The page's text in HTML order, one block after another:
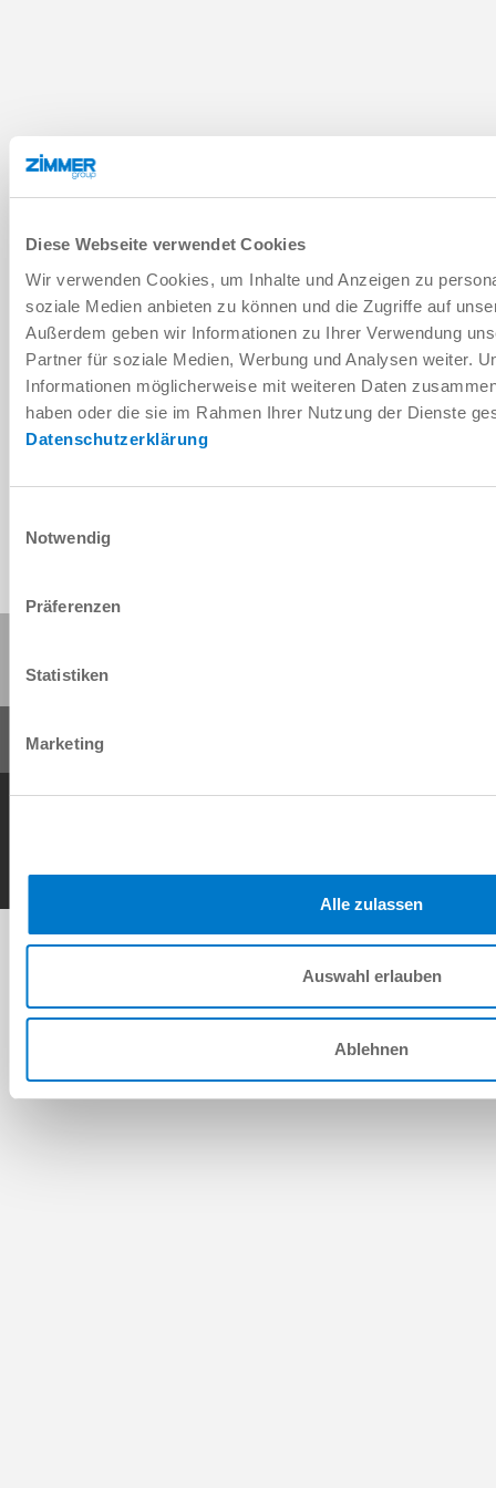
Diese Webseite verwendet Cookies
Wir verwenden Cookies, um Inhalte und Anzeigen zu
soziale Medien anbieten zu können und die Zugriffe auf
Außerdem geben wir Informationen zu Ihrer Verwendung
Partner für soziale Medien, Werbung und Analysen weiter.
Informationen möglicherweise mit weiteren Daten
haben oder die sie im Rahmen Ihrer Nutzung der Dienste
Datenschutzerklärung
Notwendig
Präferenzen
Statistiken
Marketing
Alle zulassen
Auswahl erlauben
Ablehnen
General Terms and Conditions Data Protection Policy Imprint Contact